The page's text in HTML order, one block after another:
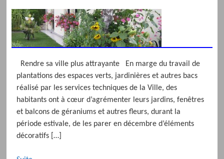
Rendre sa ville plus attrayante En marge du travail de
plantations des espaces verts, jardinières et autres bacs
réalisé par les services techniques de la Ville, des
habitants ont à cœur d’agrémenter leurs jardins, fenêtres
et balcons de géraniums et autres fleurs, durant la
période estivale, de les parer en décembre d’éléments
décoratifs […]